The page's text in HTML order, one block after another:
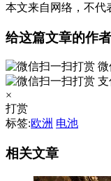
本文来自网络，不代
给这篇文章的作
微
支
×
打赏
标签:欧洲 电池
相关文章